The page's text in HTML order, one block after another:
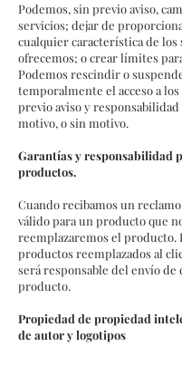
Podemos, sin previo aviso,
servicios; dejar de
cualquier característica de los
ofrecemos; o crear límites
Podemos rescindir o
temporalmente el acceso a
previo aviso y
motivo, o sin motivo.
Garantías y responsabilidad
productos.
Cuando recibamos un
válido para un producto que
reemplazaremos el producto.
productos reemplazados al
será responsable del envío
producto.
Propiedad de propiedad
de autor y logotipos